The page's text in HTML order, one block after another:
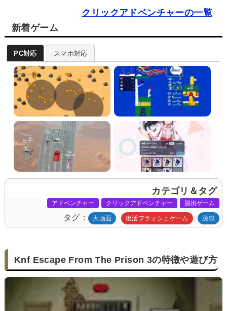
クリックアドベンチャーの一覧
新着ゲーム
PC対応 スマホ対応
カテゴリ＆タグ
アドベンチャー クリックアドベンチャー 脱出ゲーム
タグ 大画面 復活フラッシュゲーム 脱獄
Knf Escape From The Prison 3の特徴や遊び方